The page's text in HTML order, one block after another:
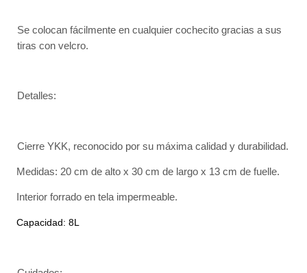
Se colocan fácilmente en cualquier cochecito gracias a sus
tiras con velcro.
Detalles:
Cierre YKK, reconocido por su máxima calidad y durabilidad.
Medidas: 20 cm de alto x 30 cm de largo x 13 cm de fuelle.
Interior forrado en tela impermeable.
Capacidad: 8L